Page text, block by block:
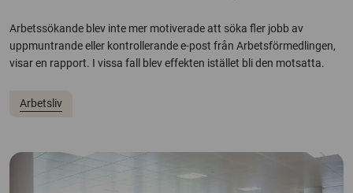
Arbetssökande blev inte mer motiverade att söka fler jobb av
uppmuntrande eller kontrollerande e-post från Arbetsförmedlingen,
visar en rapport. I vissa fall blev effekten istället bli den motsatta.
Arbetsliv